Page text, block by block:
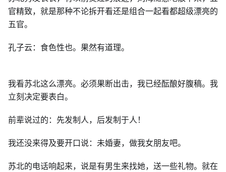
官精致，就是那种不论拆开看还是组合一起看都超级漂亮的
五官。
孔子云：食色性也。果然有道理。
我看苏北这么漂亮。必须果断出击，我已经酝酿好腹稿。我
立刻决定要表白。
前辈说过的：先发制人，后发制于人！
我还没来得及要开口说：未婚妻，做我女朋友吧。
苏北的电话响起来，说是有男生来找她，送一些礼物。就在